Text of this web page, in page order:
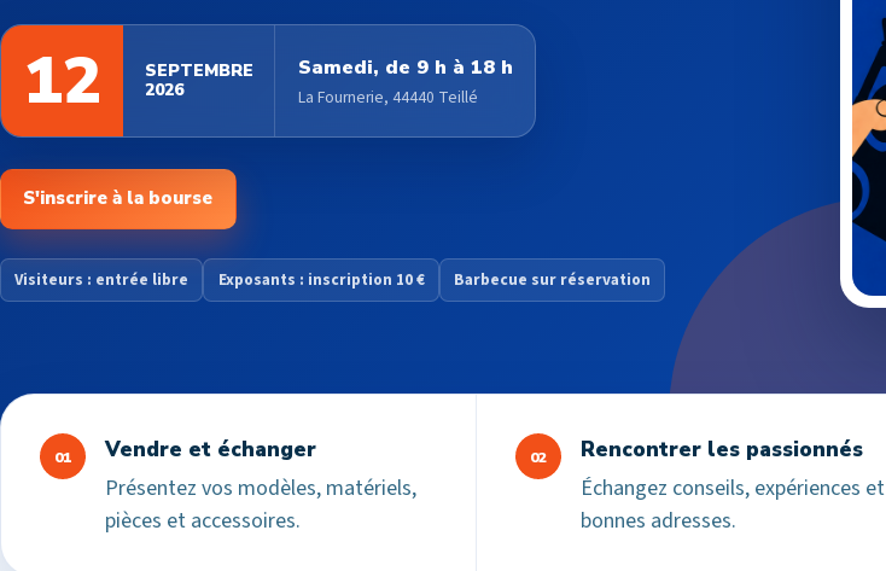
12
SEPTEMBRE
2026
Samedi, de 9 h à 18 h
La Fournerie, 44440 Teillé
S'inscrire à la bourse
Visiteurs : entrée libre Exposants : inscription 10 € Barbecue sur réservation
01 Vendre et échanger
Présentez vos modèles, matériels,
pièces et accessoires.
02 Rencontrer les passionnés
Échangez conseils, expériences et
bonnes adresses.